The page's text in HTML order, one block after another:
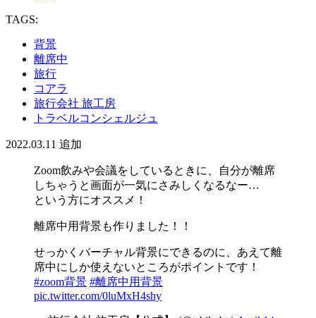
TAGS:
背景
離席中
旅行
コアラ
旅行会社 旅工房
トラベルコンシェルジュ
2022.03.11 追加
Zoom飲みや会議をしているときに、自分が離席
しちゃうと画面が一気にさみしくなるなー…
という方にオススメ！
離席中用背景も作りました！！
せっかくバーチャル背景にできるのに、あえて離
席中にしか使えないところがポイントです！
#zoom背景 #離席中用背景
pic.twitter.com/0luMxH4shy